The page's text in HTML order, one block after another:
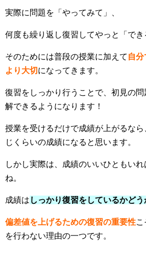
実際に問題を「やってみて」、
何度も繰り返し復習してやっと「で
そのためには普段の授業に加えて 自
より大切になってきます。
復習をしっかり行うことで、初見の
解できるようになります！
授業を受けるだけで成績が上がるな
じくらいの成績になると思います。
しかし実際は、成績のいいひともい
ね。
成績は しっかり復習をしているかどう
偏差値を上げるための復習の重要性
を行わない理由の一つです。